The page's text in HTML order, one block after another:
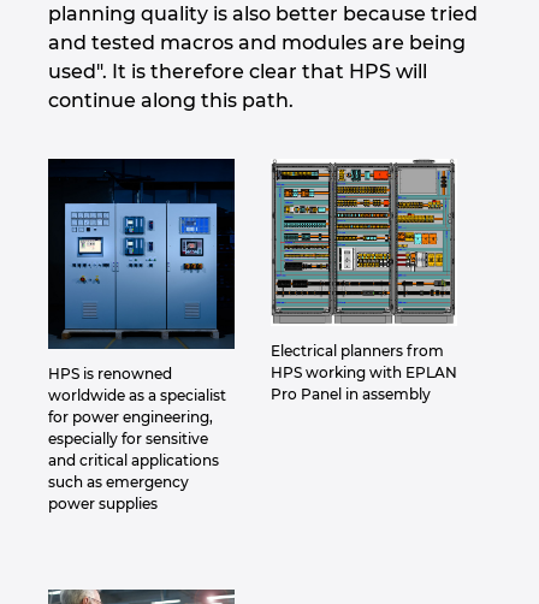
planning quality is also better because tried
and tested macros and modules are being
used". It is therefore clear that HPS will
continue along this path.
HPS is renowned
worldwide as a specialist
for power engineering,
especially for sensitive
and critical applications
such as emergency
power supplies
Electrical planners from
HPS working with EPLAN
Pro Panel in assembly